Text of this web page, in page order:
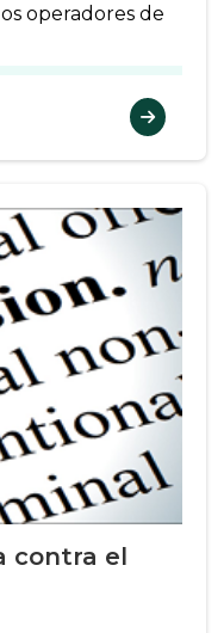
operadores de
contra el